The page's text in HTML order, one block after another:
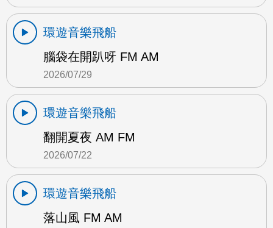
環遊音樂飛船
腦袋在開趴呀 FM AM
2026/07/29
環遊音樂飛船
翻開夏夜 AM FM
2026/07/22
環遊音樂飛船
落山風 FM AM